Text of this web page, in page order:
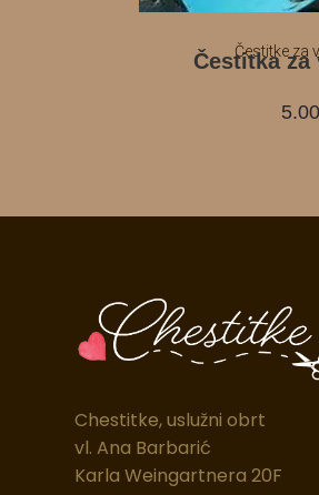
Čestitke za
Čestitka za
5.00
Chestitke, uslužni obrt
vl. Ana Barbarić
Karla Weingartnera 20F